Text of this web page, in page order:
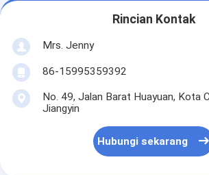
Rincian Kontak
Mrs. Jenny
86-15995359392
No. 49, Jalan Barat Huayuan, Kota
Jiangyin
Hubungi sekarang